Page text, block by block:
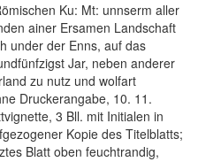
Ku: Mt: unnserm aller
ainer Ersamen Landschaft
under der Enns, auf das
Jar, neben anderer
zu nutz und wolfart
Druckerangabe, 10. 11.
3 Bll. mit Initialen in
Kopie des Titelblatts;
Blatt oben feuchtrandig,